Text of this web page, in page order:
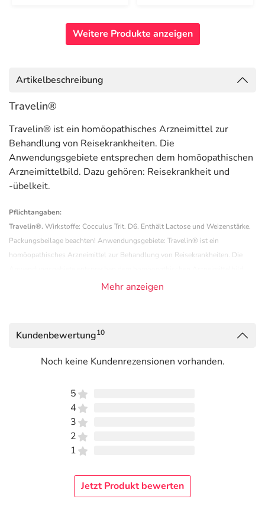
Weitere Produkte anzeigen
Artikelbeschreibung
Travelin®
Travelin® ist ein homöopathisches Arzneimittel zur
Behandlung von Reisekrankheiten. Die
Anwendungsgebiete entsprechen dem homöopathischen
Arzneimittelbild. Dazu gehören: Reisekrankheit und
-übelkeit.
Pflichtangaben:
Travelin®.Wirkstoffe: Cocculus Trit. D6. Enthält Lactose und Weizenstärke.
Packungsbeilage beachten! Anwendungsgebiete: Travelin® ist ein
homöopathisches Arzneimittel zur Behandlung von Reisekrankheiten. Die
Dazu gehören: Reisekrankheit und -übelkeit. Hinweis: Bei Einnahme eines
Nebenwirkungen lesen Sie die Packungsbeilage und fragen Sie Ihre Ärztin,
Erwachsene und Jugendliche ab 12 Jahren:
Bei akuten Beschwerden:
Halbstündlich bis stündlich 1 Tablette (höchstens 6-
mal täglich). Eine über eine Woche hinausgehende
einem homöopathisch erfahrenen Therapeut*in
Mehr anzeigen
Kundenbewertung10
Noch keine Kundenrezensionen vorhanden.
5
4
3
2
1
Jetzt Produkt bewerten